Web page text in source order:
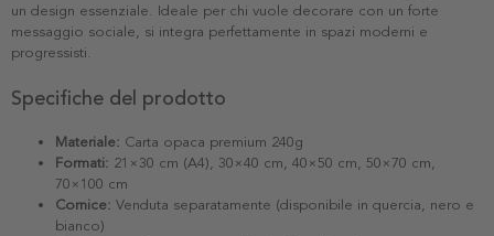
un design essenziale. Ideale per chi vuole decorare con un forte
messaggio sociale, si integra perfettamente in spazi moderni e
progressisti.
Specifiche del prodotto
Materiale: Carta opaca premium 240g
Formati: 21×30 cm (A4), 30×40 cm, 40×50 cm, 50×70 cm,
70×100 cm
Cornice: Venduta separatamente (disponibile in quercia, nero e
bianco)